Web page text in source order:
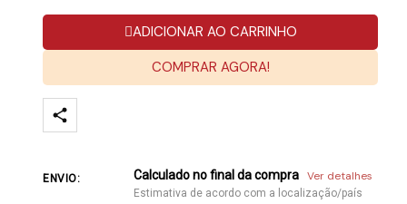
ADICIONAR AO CARRINHO
COMPRAR AGORA!
ENVIO: Calculado no final da compra Ver detalhes
Estimativa de acordo com a localização/país